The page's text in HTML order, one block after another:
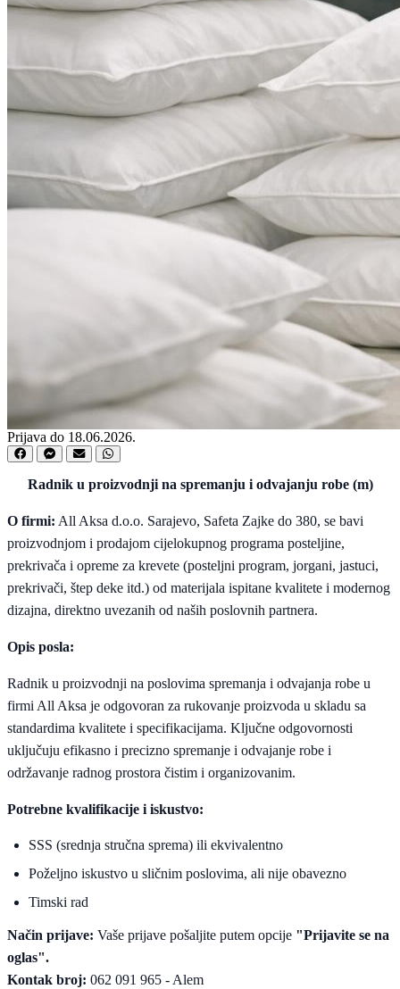
Prijava do 18.06.2026.
Radnik u proizvodnji na spremanju i odvajanju robe (m)
O firmi: All Aksa d.o.o. Sarajevo, Safeta Zajke do 380, se bavi
proizvodnjom i prodajom cijelokupnog programa posteljine,
prekrivača i opreme za krevete (posteljni program, jorgani, jastuci,
prekrivači, štep deke itd.) od materijala ispitane kvalitete i modernog
dizajna, direktno uvezanih od naših poslovnih partnera.
Opis posla:
Radnik u proizvodnji na poslovima spremanja i odvajanja robe u
firmi All Aksa je odgovoran za rukovanje proizvoda u skladu sa
standardima kvalitete i specifikacijama. Ključne odgovornosti
uključuju efikasno i precizno spremanje i odvajanje robe i
održavanje radnog prostora čistim i organizovanim.
Potrebne kvalifikacije i iskustvo:
SSS (srednja stručna sprema) ili ekvivalentno
Poželjno iskustvo u sličnim poslovima, ali nije obavezno
Timski rad
Način prijave: Vaše prijave pošaljite putem opcije "Prijavite se na
oglas".
Kontak broj: 062 091 965 - Alem